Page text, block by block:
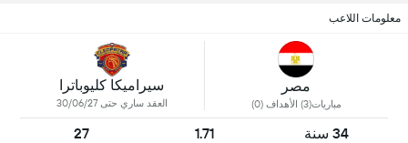
معلومات اللاعب
مصر
مباريات(3) الأهداف (0)
سيراميكا كليوباترا
العقد ساري حتى 30/06/27
34 سنة 1.71
27